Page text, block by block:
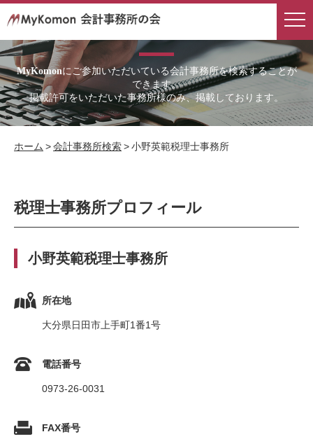
MyKomonにご参加いただいている会計事務所を検索することが
できます。
掲載許可をいただいた事務所様のみ、掲載しております。
ホーム >会計事務所検索>小野英範税理士事務所
税理士事務所プロフィール
小野英範税理士事務所
所在地
大分県日田市上手町1番1号
電話番号
0973-26-0031
FAX番号